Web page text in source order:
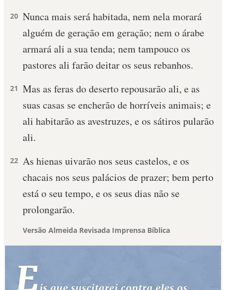
20 Nunca mais será habitada, nem nela morará
alguém de geração em geração; nem o árabe
armará ali a sua tenda; nem tampouco os
pastores ali farão deitar os seus rebanhos.
21 Mas as feras do deserto repousarão ali, e as
suas casas se encherão de horríveis animais; e
ali habitarão as avestruzes, e os sátiros pularão
ali.
22 As hienas uivarão nos seus castelos, e os
chacais nos seus palácios de prazer; bem perto
está o seu tempo, e os seus dias não se
prolongarão.
Versão Almeida Revisada Imprensa Bíblica